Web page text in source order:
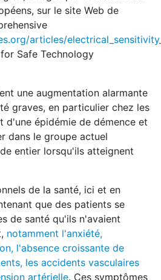
sur le site Web de
articles/
Safe Technology
une augmentation alarmante
graves, en particulier chez les
d'une épidémie de démence et
dans le groupe actuel
entier lorsqu'ils atteignent
de la santé, ici et en
que des patients se
de santé qu'ils n'avaient
notamment l'anxiété,
l'absence croissante de
les accidents vasculaires
artérielle. Ces symptômes